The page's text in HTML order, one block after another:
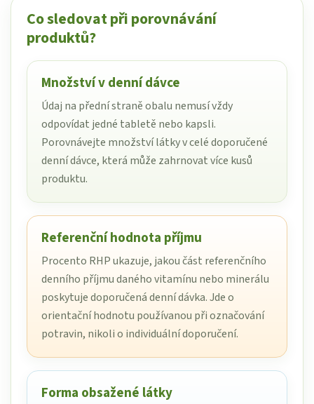
Co sledovat při porovnávání
produktů?
Množství v denní dávce
Údaj na přední straně obalu nemusí vždy
odpovídat jedné tabletě nebo kapsli.
Porovnávejte množství látky v celé doporučené
denní dávce, která může zahrnovat více kusů
produktu.
Referenční hodnota příjmu
Procento RHP ukazuje, jakou část referenčního
denního příjmu daného vitamínu nebo minerálu
poskytuje doporučená denní dávka. Jde o
orientační hodnotu používanou při označování
potravin, nikoli o individuální doporučení.
Forma obsažené látky